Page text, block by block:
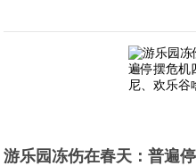
游乐园冻伤在春天：普遍